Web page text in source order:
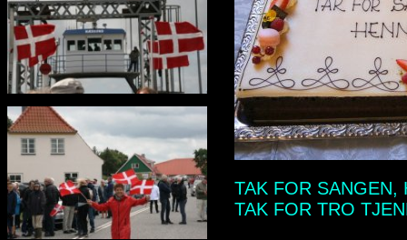
TAK FOR SANGEN,
TAK FOR TRO